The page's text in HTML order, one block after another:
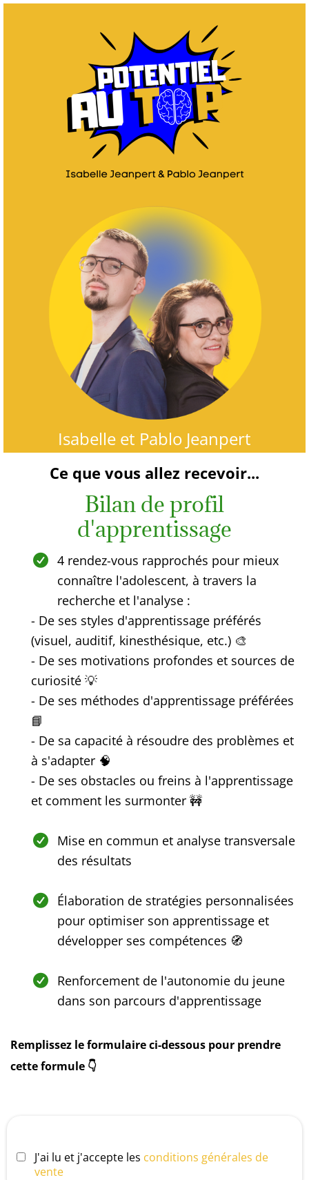
Isabelle et Pablo Jeanpert
Ce que vous allez recevoir...
Bilan de profil
d'apprentissage
4 rendez-vous rapprochés pour mieux
connaître l'adolescent, à travers la
recherche et l'analyse :
- De ses styles d'apprentissage préférés
(visuel, auditif, kinesthésique, etc.) 🎨
- De ses motivations profondes et sources de
curiosité 💡
- De ses méthodes d'apprentissage préférées
📘
- De sa capacité à résoudre des problèmes et
à s'adapter 🧠
- De ses obstacles ou freins à l'apprentissage
et comment les surmonter 🚧
Mise en commun et analyse transversale
des résultats
Élaboration de stratégies personnalisées
pour optimiser son apprentissage et
développer ses compétences 🧭
Renforcement de l'autonomie du jeune
dans son parcours d'apprentissage
Remplissez le formulaire ci-dessous pour prendre
cette formule 👇
J'ai lu et j'accepte les conditions générales de
vente